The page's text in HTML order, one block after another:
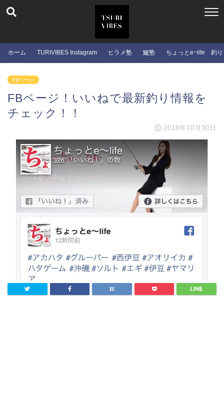
ホーム TURIVIBES Instagram ヒラメ塾 鱸塾 ちょっとe~life 釣り
FBページ
FBページ！いいねで最新釣り情報を
チェック！！
2018年10月30日